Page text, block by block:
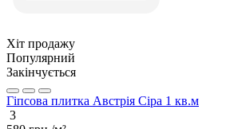
Хіт продажу
Популярний
Закінчується
Гіпсова плитка Австрія Сіра 1 кв.м
3